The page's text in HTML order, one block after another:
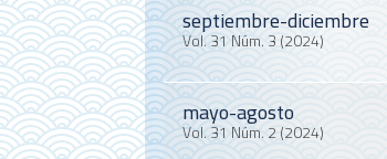
septiembre-diciembre
Vol. 31 Núm. 3 (2024)
mayo-agosto
Vol. 31 Núm. 2 (2024)